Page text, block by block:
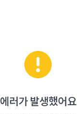
에러가 발생했어요